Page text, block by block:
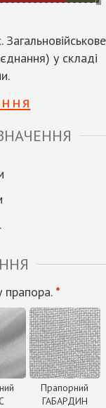
у складі
прапора. *
Прапорний
ГАБАРДИН